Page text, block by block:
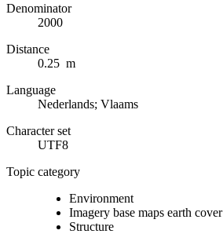
Denominator
2000
Distance
0.25 m
Language
Nederlands; Vlaams
Character set
UTF8
Topic category
Environment
Imagery base maps earth cover
Structure